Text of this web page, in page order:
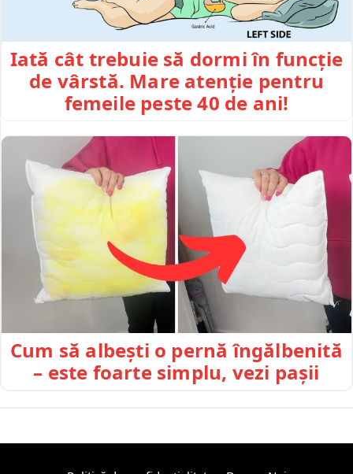
Iată cât trebuie să dormi în funcție
de vârstă. Mare atenție pentru
femeile peste 40 de ani!
Cum să albești o pernă îngălbenită
– este foarte simplu, vezi pașii